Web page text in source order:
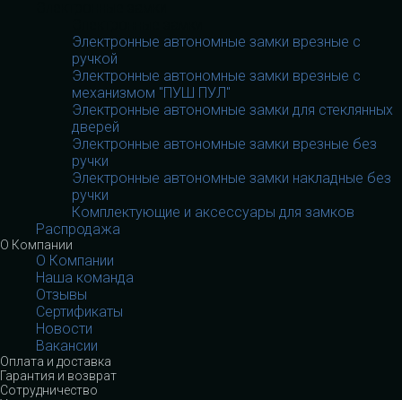
Электронные автономные замки врезные с
ручкой
Электронные автономные замки врезные с
механизмом "ПУШ ПУЛ"
Электронные автономные замки для стеклянных
дверей
Электронные автономные замки врезные без
ручки
Электронные автономные замки накладные без
ручки
Комплектующие и аксессуары для замков
Распродажа
О Компании
О Компании
Наша команда
Отзывы
Сертификаты
Новости
Вакансии
Оплата и доставка
Гарантия и возврат
Сотрудничество